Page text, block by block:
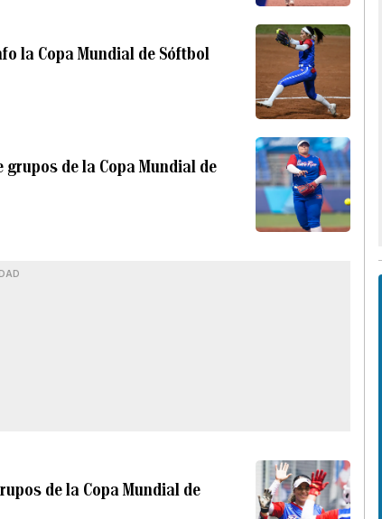
la Copa Mundial de Sóftbol
de la Copa Mundial de
de la Copa Mundial de